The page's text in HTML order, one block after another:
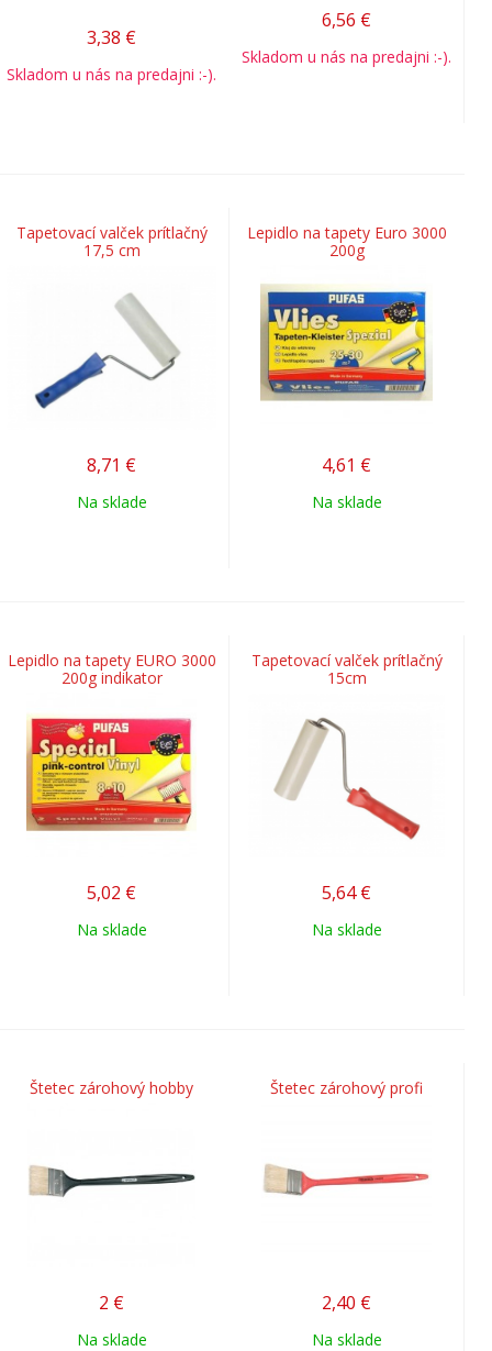
3,38 €
Skladom u nás na predajni :-).
6,56 €
Skladom u nás na predajni :-).
Tapetovací valček prítlačný
17,5 cm
8,71 €
Na sklade
Lepidlo na tapety Euro 3000
200g
4,61 €
Na sklade
Lepidlo na tapety EURO 3000
200g indikator
5,02 €
Na sklade
Tapetovací valček prítlačný
15cm
5,64 €
Na sklade
Štetec zárohový hobby
2 €
Na sklade
Štetec zárohový profi
2,40 €
Na sklade